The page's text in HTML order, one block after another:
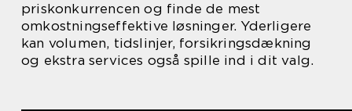
priskonkurrencen og finde de mest
omkostningseffektive løsninger. Yderligere
kan volumen, tidslinjer, forsikringsdækning
og ekstra services også spille ind i dit valg.